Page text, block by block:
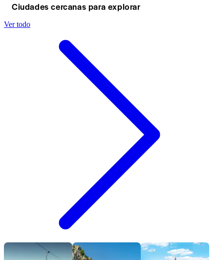
Ciudades cercanas para explorar
Ver todo